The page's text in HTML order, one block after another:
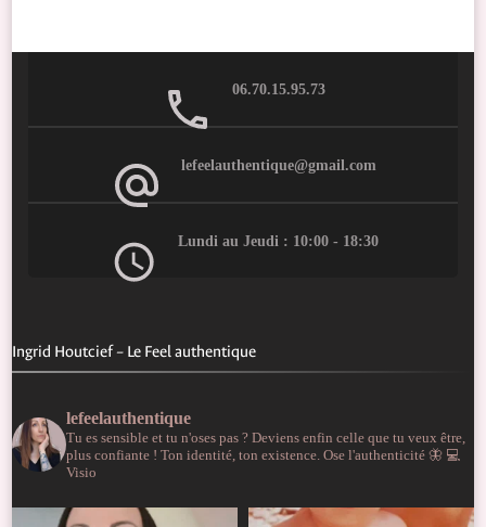
06.70.15.95.73
lefeelauthentique@gmail.com
Lundi au Jeudi : 10:00 - 18:30
Ingrid Houtcief – Le Feel authentique
lefeelauthentique
Tu es sensible et tu n'oses pas ? Deviens enfin celle que tu veux être,
plus confiante ! Ton identité, ton existence. Ose l'authenticité 🦋 💻
Visio